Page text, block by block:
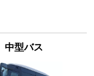
中型バス